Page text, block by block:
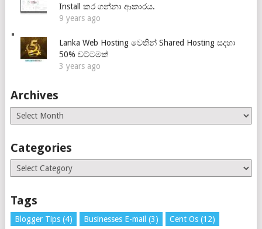
Install කර ගන්නා ආකාරය.
9 years ago
Lanka Web Hosting වෙතින් Shared Hosting සදහා
50% වට්ටමක්
3 years ago
Archives
Archives
Categories
Categories
Tags
Blogger Tips(4) Businesses E-mail (3) Cent Os(12)